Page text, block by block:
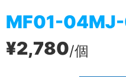
MF01-
¥2,780/個